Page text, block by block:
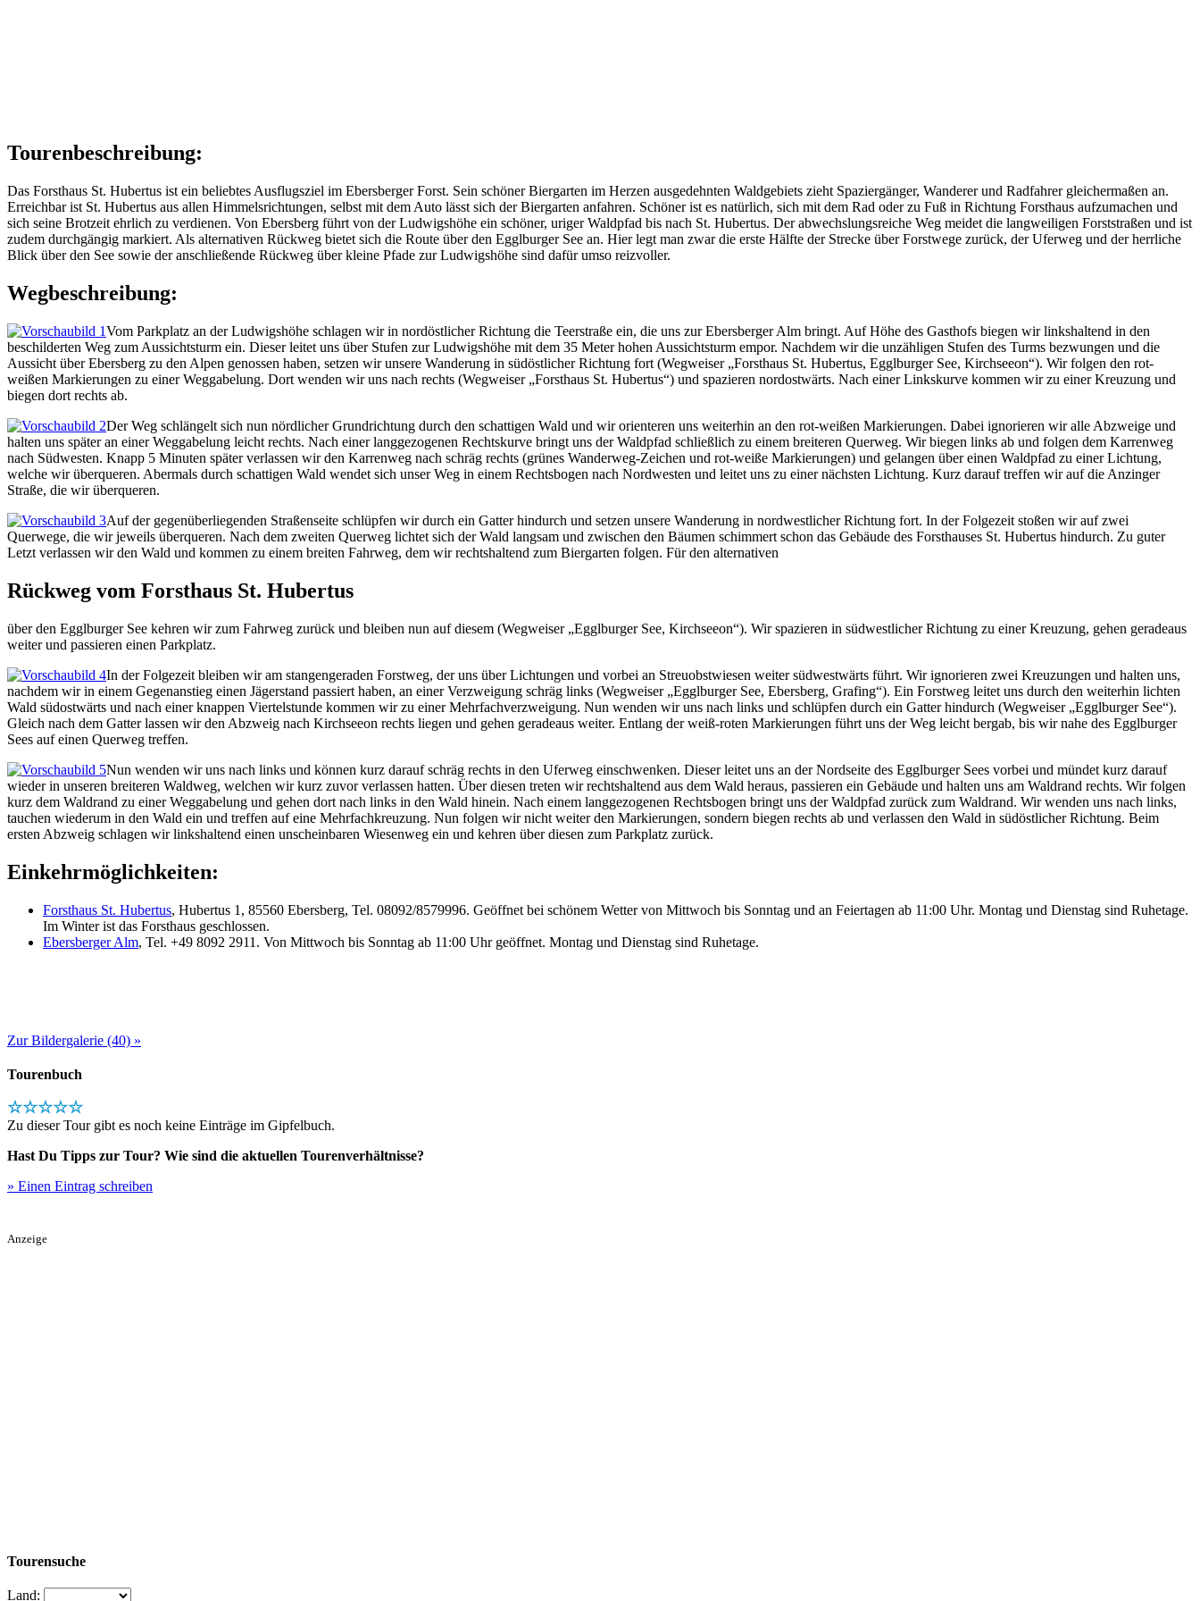
Tourenbeschreibung:
Das Forsthaus St. Hubertus ist ein beliebtes Ausflugsziel im Ebersberger Forst. Sein schöner Biergarten im Herzen ausgedehnten Waldgebiets zieht Spaziergänger, Wanderer und Radfahrer gleichermaßen an.
Erreichbar ist St. Hubertus aus allen Himmelsrichtungen, selbst mit dem Auto lässt sich der Biergarten anfahren. Schöner ist es natürlich, sich mit dem Rad oder zu Fuß in Richtung Forsthaus aufzumachen und
sich seine Brotzeit ehrlich zu verdienen. Von Ebersberg führt von der Ludwigshöhe ein schöner, uriger Waldpfad bis nach St. Hubertus. Der abwechslungsreiche Weg meidet die langweiligen Forststraßen und ist
zudem durchgängig markiert. Als alternativen Rückweg bietet sich die Route über den Egglburger See an. Hier legt man zwar die erste Hälfte der Strecke über Forstwege zurück, der Uferweg und der herrliche
Blick über den See sowie der anschließende Rückweg über kleine Pfade zur Ludwigshöhe sind dafür umso reizvoller.
Wegbeschreibung:
Vom Parkplatz an der Ludwigshöhe schlagen wir in nordöstlicher Richtung die Teerstraße ein, die uns zur Ebersberger Alm bringt. Auf Höhe des Gasthofs biegen wir linkshaltend in den
beschilderten Weg zum Aussichtsturm ein. Dieser leitet uns über Stufen zur Ludwigshöhe mit dem 35 Meter hohen Aussichtsturm empor. Nachdem wir die unzähligen Stufen des Turms bezwungen und die
Aussicht über Ebersberg zu den Alpen genossen haben, setzen wir unsere Wanderung in südöstlicher Richtung fort (Wegweiser „Forsthaus St. Hubertus, Egglburger See, Kirchseeon“). Wir folgen den rot-
weißen Markierungen zu einer Weggabelung. Dort wenden wir uns nach rechts (Wegweiser „Forsthaus St. Hubertus“) und spazieren nordostwärts. Nach einer Linkskurve kommen wir zu einer Kreuzung und
biegen dort rechts ab.
Der Weg schlängelt sich nun nördlicher Grundrichtung durch den schattigen Wald und wir orienteren uns weiterhin an den rot-weißen Markierungen. Dabei ignorieren wir alle Abzweige und
halten uns später an einer Weggabelung leicht rechts. Nach einer langgezogenen Rechtskurve bringt uns der Waldpfad schließlich zu einem breiteren Querweg. Wir biegen links ab und folgen dem Karrenweg
nach Südwesten. Knapp 5 Minuten später verlassen wir den Karrenweg nach schräg rechts (grünes Wanderweg-Zeichen und rot-weiße Markierungen) und gelangen über einen Waldpfad zu einer Lichtung,
welche wir überqueren. Abermals durch schattigen Wald wendet sich unser Weg in einem Rechtsbogen nach Nordwesten und leitet uns zu einer nächsten Lichtung. Kurz darauf treffen wir auf die Anzinger
Straße, die wir überqueren.
Auf der gegenüberliegenden Straßenseite schlüpfen wir durch ein Gatter hindurch und setzen unsere Wanderung in nordwestlicher Richtung fort. In der Folgezeit stoßen wir auf zwei
Querwege, die wir jeweils überqueren. Nach dem zweiten Querweg lichtet sich der Wald langsam und zwischen den Bäumen schimmert schon das Gebäude des Forsthauses St. Hubertus hindurch. Zu guter
Letzt verlassen wir den Wald und kommen zu einem breiten Fahrweg, dem wir rechtshaltend zum Biergarten folgen. Für den alternativen
Rückweg vom Forsthaus St. Hubertus
über den Egglburger See kehren wir zum Fahrweg zurück und bleiben nun auf diesem (Wegweiser „Egglburger See, Kirchseeon“). Wir spazieren in südwestlicher Richtung zu einer Kreuzung, gehen geradeaus
weiter und passieren einen Parkplatz.
In der Folgezeit bleiben wir am stangengeraden Forstweg, der uns über Lichtungen und vorbei an Streuobstwiesen weiter südwestwärts führt. Wir ignorieren zwei Kreuzungen und halten uns,
nachdem wir in einem Gegenanstieg einen Jägerstand passiert haben, an einer Verzweigung schräg links (Wegweiser „Egglburger See, Ebersberg, Grafing“). Ein Forstweg leitet uns durch den weiterhin lichten
Wald südostwärts und nach einer knappen Viertelstunde kommen wir zu einer Mehrfachverzweigung. Nun wenden wir uns nach links und schlüpfen durch ein Gatter hindurch (Wegweiser „Egglburger See“).
Gleich nach dem Gatter lassen wir den Abzweig nach Kirchseeon rechts liegen und gehen geradeaus weiter. Entlang der weiß-roten Markierungen führt uns der Weg leicht bergab, bis wir nahe des Egglburger
Sees auf einen Querweg treffen.
Nun wenden wir uns nach links und können kurz darauf schräg rechts in den Uferweg einschwenken. Dieser leitet uns an der Nordseite des Egglburger Sees vorbei und mündet kurz darauf
wieder in unseren breiteren Waldweg, welchen wir kurz zuvor verlassen hatten. Über diesen treten wir rechtshaltend aus dem Wald heraus, passieren ein Gebäude und halten uns am Waldrand rechts. Wir folgen
kurz dem Waldrand zu einer Weggabelung und gehen dort nach links in den Wald hinein. Nach einem langgezogenen Rechtsbogen bringt uns der Waldpfad zurück zum Waldrand. Wir wenden uns nach links,
tauchen wiederum in den Wald ein und treffen auf eine Mehrfachkreuzung. Nun folgen wir nicht weiter den Markierungen, sondern biegen rechts ab und verlassen den Wald in südöstlicher Richtung. Beim
ersten Abzweig schlagen wir linkshaltend einen unscheinbaren Wiesenweg ein und kehren über diesen zum Parkplatz zurück.
Einkehrmöglichkeiten:
Forsthaus St. Hubertus, Hubertus 1, 85560 Ebersberg, Tel. 08092/8579996. Geöffnet bei schönem Wetter von Mittwoch bis Sonntag und an Feiertagen ab 11:00 Uhr. Montag und Dienstag sind Ruhetage.
Im Winter ist das Forsthaus geschlossen.
Ebersberger Alm, Tel. +49 8092 2911. Von Mittwoch bis Sonntag ab 11:00 Uhr geöffnet. Montag und Dienstag sind Ruhetage.
Zur Bildergalerie (40) »
Tourenbuch
☆☆☆☆☆
Zu dieser Tour gibt es noch keine Einträge im Gipfelbuch.
Hast Du Tipps zur Tour? Wie sind die aktuellen Tourenverhältnisse?
» Einen Eintrag schreiben
Anzeige
Tourensuche
Land: